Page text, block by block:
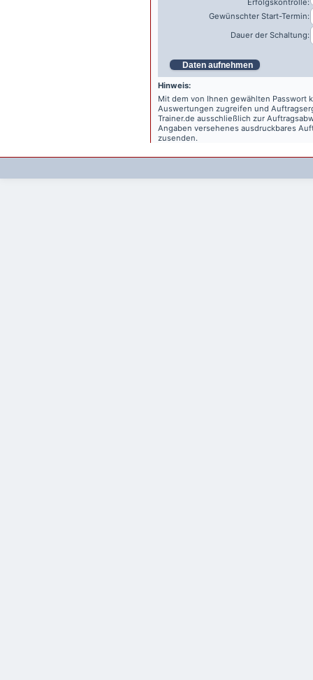
Erfolgskontrolle:
Gewünschter Start-Termin:
Dauer der Schaltung:
Daten aufnehmen
Hinweis:
Mit dem von Ihnen gewählten Passwort
Auswertungen zugreifen und
Trainer.de ausschließlich zur
Angaben versehenes ausdruckbares
zusenden.